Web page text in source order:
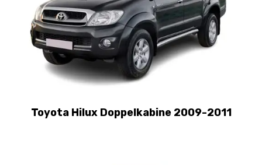
Toyota Hilux Doppelkabine 2009-2011